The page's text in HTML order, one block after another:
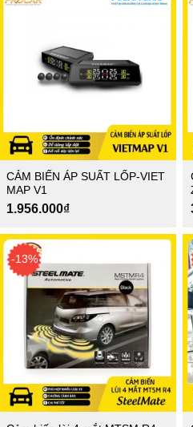
3.000.000₫.
CẢM BIẾN ÁP SUẤT LỐP-VIET
MAP V1
1.956.000₫
-13%